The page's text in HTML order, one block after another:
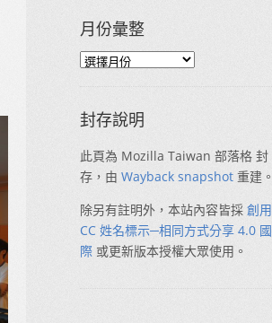
月份彙整
封存說明
此頁為 Mozilla Taiwan 部落格 封
存，由 Wayback snapshot 重建。
除另有註明外，本站內容皆採 創用
CC 姓名標示─相同方式分享 4.0 國
際 或更新版本授權大眾使用。